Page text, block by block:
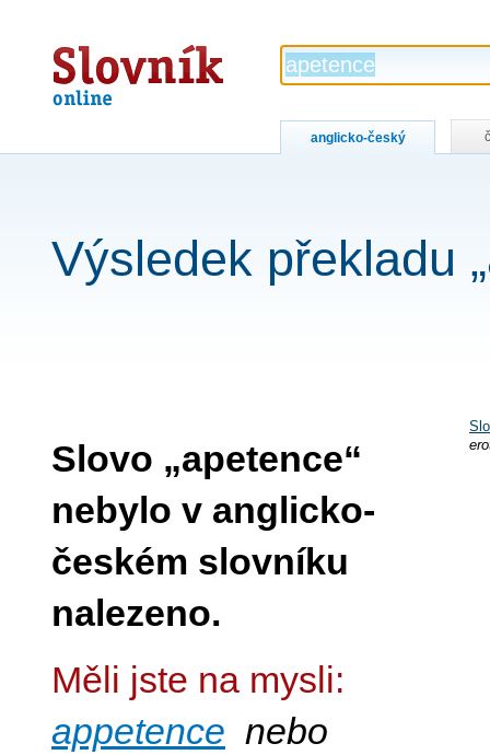
Slovník
online
anglicko-český
Výsledek překladu
Slovo „apetence“
nebylo v anglicko-
českém slovníku
nalezeno.
Měli jste na mysli:
appetence nebo